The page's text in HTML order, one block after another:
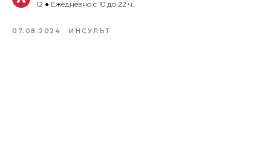
12 ● Ежедневно с 10 до 22 ч.
07.08.2024 ИНСУЛЬТ